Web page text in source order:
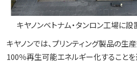
キヤノンベトナム・タンロン工場に
キヤノンでは、プリンティング製品の
100％再生可能エネルギー化することを